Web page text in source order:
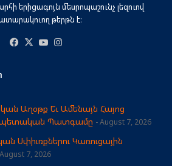
երիցագոյն մեսրոպաշունչ լեզուով
թերթն է։
Facebook
X YouTube
Աղօթք Եւ Ամենայն Հայոց
Պատգամը
August 7, 2026
Սփիւռքներու Կառուցային
August 7, 2026